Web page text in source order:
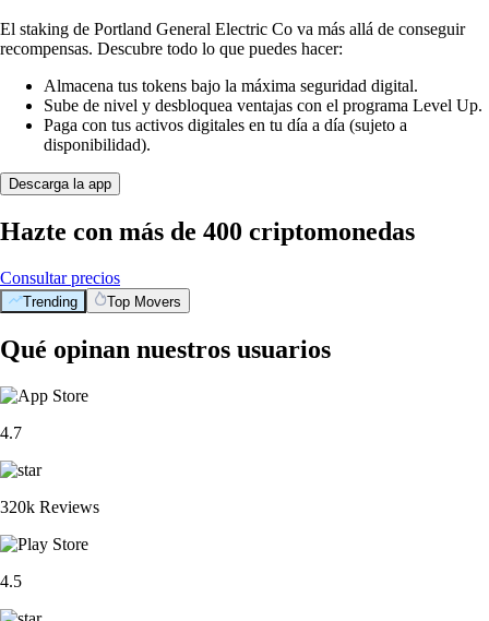
El staking de Portland General Electric Co va más allá de conseguir
recompensas. Descubre todo lo que puedes hacer:
Almacena tus tokens bajo la máxima seguridad digital.
Sube de nivel y desbloquea ventajas con el programa Level Up.
Paga con tus activos digitales en tu día a día (sujeto a
disponibilidad).
Descarga la app
Hazte con más de 400 criptomonedas
Consultar precios
Trending Top Movers
Qué opinan nuestros usuarios
4.7
320k Reviews
4.5